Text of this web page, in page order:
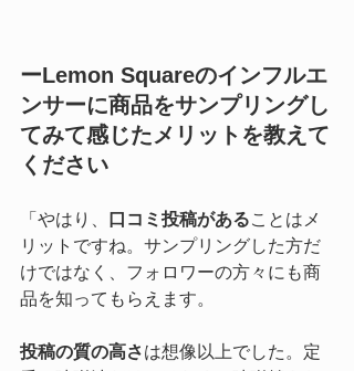
ーLemon Squareのインフルエ
ンサーに商品をサンプリングし
てみて感じたメリットを教えて
ください
「やはり、 口コミ投稿があることはメ
リットですね。サンプリングした方だ
けではなく、フォロワーの方々にも商
品を知ってもらえます。
投稿の質の高さは想像以上でした。定